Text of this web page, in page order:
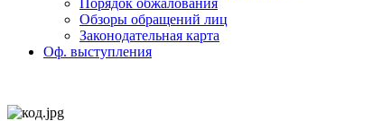
Обзоры обращений лиц
Законодательная карта
Оф. выступления